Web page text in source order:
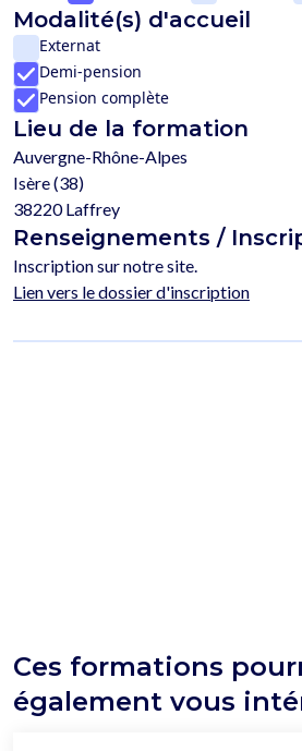
Modalité(s) d'accueil
Externat
Demi-pension
Pension complète
Lieu de la formation
Auvergne-Rhône-Alpes
Isère (38)
38220 Laffrey
Renseignements /
Inscription sur notre site.
Lien vers le dossier d'inscription
Ces formations
également vous